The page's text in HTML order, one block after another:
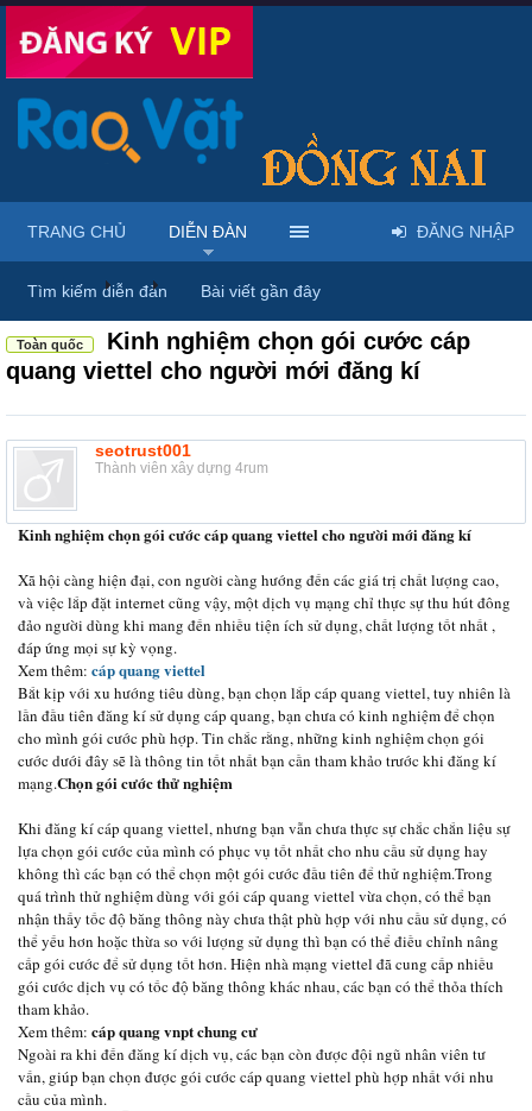
Diễn đàn ... Rao vặt tổng hợp - Uy tín - Miễn phí
Toàn quốc
Kinh nghiệm chọn gói cước cáp
quang viettel cho người mới đăng kí
seotrust001
Thành viên xây dựng 4rum
Kinh nghiệm chọn gói cước cáp quang viettel cho người mới đăng kí
Xã hội càng hiện đại, con người càng hướng đến các giá trị chất lượng cao,
và việc lắp đặt internet cũng vậy, một dịch vụ mạng chỉ thực sự thu hút đông
đảo người dùng khi mang đến nhiều tiện ích sử dụng, chất lượng tốt nhất ,
đáp ứng mọi sự kỳ vọng.
Xem thêm: cáp quang viettel
Bắt kịp với xu hướng tiêu dùng, bạn chọn lắp cáp quang viettel, tuy nhiên là
lần đầu tiên đăng kí sử dụng cáp quang, bạn chưa có kinh nghiệm để chọn
cho mình gói cước phù hợp. Tin chắc rằng, những kinh nghiệm chọn gói
cước dưới đây sẽ là thông tin tốt nhất bạn cần tham khảo trước khi đăng kí
mạng.Chọn gói cước thử nghiệm
Khi đăng kí cáp quang viettel, nhưng bạn vẫn chưa thực sự chắc chắn liệu sự
lựa chọn gói cước của mình có phục vụ tốt nhất cho nhu cầu sử dụng hay
không thì các bạn có thể chọn một gói cước đầu tiên để thử nghiệm.Trong
quá trình thử nghiệm dùng với gói cáp quang viettel vừa chọn, có thể bạn
nhận thấy tốc độ băng thông này chưa thật phù hợp với nhu cầu sử dụng, có
thể yếu hơn hoặc thừa so với lượng sử dụng thì bạn có thể điều chỉnh nâng
cấp gói cước để sử dụng tốt hơn. Hiện nhà mạng viettel đã cung cấp nhiều
gói cước dịch vụ có tốc độ băng thông khác nhau, các bạn có thể thỏa thích
tham khảo.
Xem thêm: cáp quang vnpt chung cư
Ngoài ra khi đến đăng kí dịch vụ, các bạn còn được đội ngũ nhân viên tư
vấn, giúp bạn chọn được gói cước cáp quang viettel phù hợp nhất với nhu
cầu của mình.
TRANG CHỦ DIỄN ĐÀN
Tìm kiếm diễn đàn Bài viết gần đây
ĐĂNG NHẬP